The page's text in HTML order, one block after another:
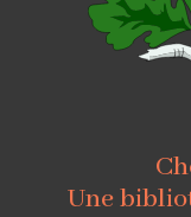
Une